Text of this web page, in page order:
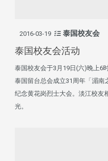
2016-03-19 泰国校友会
泰国校友会活动
泰国校友会于3月19日(六)晚上6
泰国留台总会成立31周年「湄南
纪念黄花岗烈士大会。淡江校友
光。